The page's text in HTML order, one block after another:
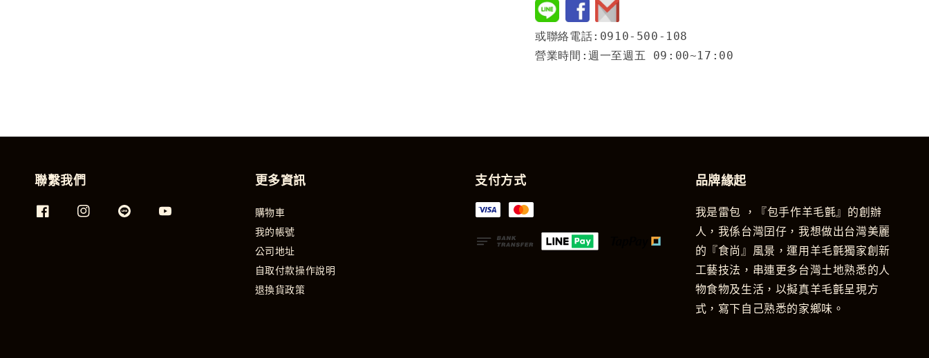
或聯絡電話:0910-500-108
營業時間:週一至週五 09:00~17:00
聯繫我們 更多資訊
購物車
我的帳號
公司地址
自取付款操作說明
退換貨政策
支付方式 品牌緣起
我是雷包 ，『包手作羊毛氈』的創辦
人，我係台灣囝仔，我想做出台灣美麗
的『食尚』風景，運用羊毛氈獨家創新
工藝技法，串連更多台灣土地熟悉的人
物食物及生活，以擬真羊毛氈呈現方
式，寫下自己熟悉的家鄉味。